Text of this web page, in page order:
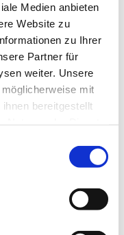
Medien anbieten
Website zu
zu Ihrer
Partner für
weiter. Unsere
mit
bereitgestellt
18:00 - 20:00
nach Absprache